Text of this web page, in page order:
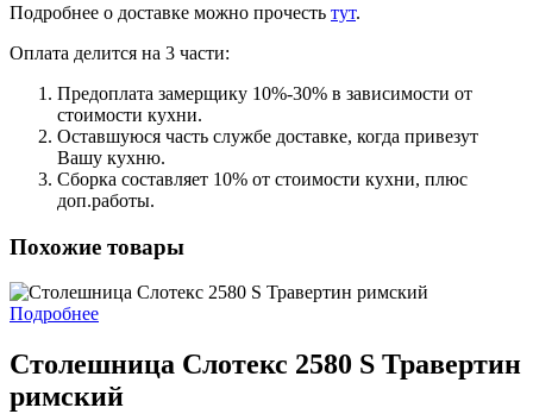
Подробнее о доставке можно прочеcть тут.
Оплата делится на 3 части:
Предоплата замерщику 10%-30% в зависимости от
стоимости кухни.
Оставшуюся часть службе доставке, когда привезут
Вашу кухню.
Сборка составляет 10% от стоимости кухни, плюс
доп.работы.
Похожие товары
Подробнее
Столешница Слотекс 2580 S Травертин
римский